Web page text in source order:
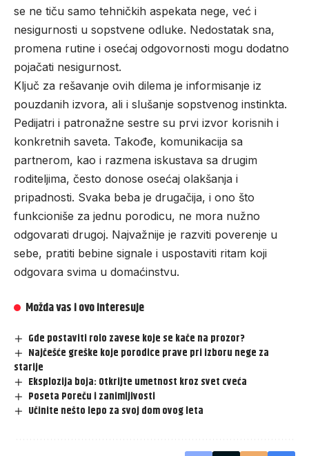
se ne tiču samo tehničkih aspekata nege, već i
nesigurnosti u sopstvene odluke. Nedostatak sna,
promena rutine i osećaj odgovornosti mogu dodatno
pojačati nesigurnost.
Ključ za rešavanje ovih dilema je informisanje iz
pouzdanih izvora, ali i slušanje sopstvenog instinkta.
Pedijatri i patronažne sestre su prvi izvor korisnih i
konkretnih saveta. Takođe, komunikacija sa
partnerom, kao i razmena iskustava sa drugim
roditeljima, često donose osećaj olakšanja i
pripadnosti. Svaka beba je drugačija, i ono što
funkcioniše za jednu porodicu, ne mora nužno
odgovarati drugoj. Najvažnije je razviti poverenje u
sebe, pratiti bebine signale i uspostaviti ritam koji
odgovara svima u domaćinstvu.
Možda vas i ovo interesuje
Gde postaviti rolo zavese koje se kače na prozor?
Najčešće greške koje porodice prave pri izboru nege za
starije
Eksplozija boja: Otkrijte umetnost kroz svet cveća
Poseta Poreču i zanimljivosti
Učinite nešto lepo za svoj dom ovog leta